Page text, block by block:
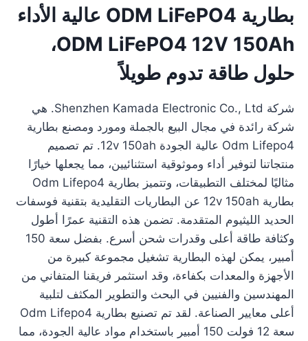
بطارية ODM LiFePO4 عالية الأداء
ODM LiFePO4 12V 150Ah،
حلول طاقة تدوم طويلاً
شركة Shenzhen Kamada Electronic Co., Ltd. هي
شركة رائدة في مجال البيع بالجملة ومورد ومصنع بطارية
Odm Lifepo4 عالية الجودة 12v 150ah. تم تصميم
منتجاتنا لتوفير أداء وموثوقية استثنائيين، مما يجعلها خيارًا
مثاليًا لمختلف التطبيقات، وتتميز بطارية Odm Lifepo4
بطارية 12v 150ah عن البطاريات التقليدية بتقنية فوسفات
الحديد الليثيوم المتقدمة. تضمن هذه التقنية عمرًا أطول
وكثافة طاقة أعلى وقدرات شحن أسرع. بفضل سعة 150
أمبير، يمكن لهذه البطارية تشغيل مجموعة كبيرة من
الأجهزة والمعدات بكفاءة، وقد استثمر فريقنا المتفاني من
المهندسين والفنيين في البحث والتطوير المكثف لتلبية
أعلى معايير الصناعة. لقد تم تصنيع بطارية Odm Lifepo4
سعة 12 فولت 150 أمبير باستخدام مواد عالية الجودة، مما